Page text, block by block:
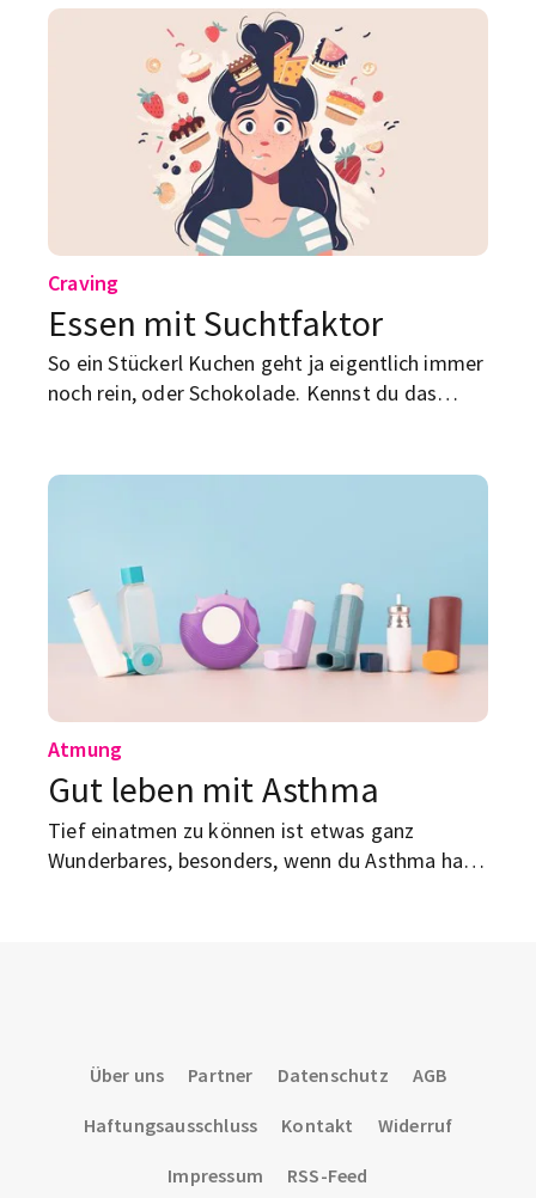
Craving
Essen mit Suchtfaktor
So ein Stückerl Kuchen geht ja eigentlich immer
noch rein, oder Schokolade. Kennst du das
Atmung
Gut leben mit Asthma
Tief einatmen zu können ist etwas ganz
Wunderbares, besonders, wenn du Asthma hast.
Über uns Partner Datenschutz AGB
Haftungsausschluss Kontakt Widerruf
Impressum RSS-Feed